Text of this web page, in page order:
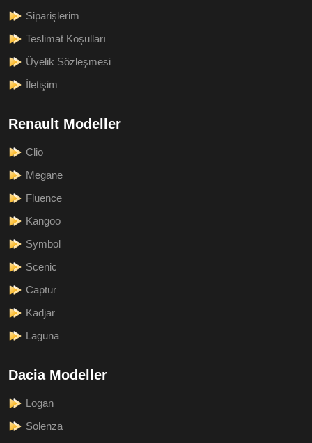
Siparişlerim
Teslimat Koşulları
Üyelik Sözleşmesi
İletişim
Renault Modeller
Clio
Megane
Fluence
Kangoo
Symbol
Scenic
Captur
Kadjar
Laguna
Dacia Modeller
Logan
Solenza